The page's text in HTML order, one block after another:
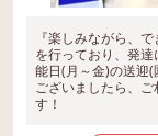
『楽しみながら、
を行っており、発
能日(月～金)の送迎
ございましたら、
す！